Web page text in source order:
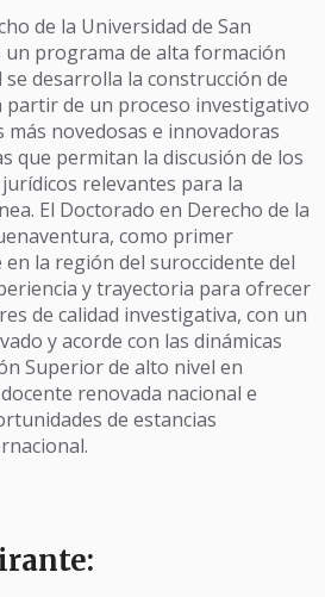
de la Universidad de San
un programa de alta formación
desarrolla la construcción de
partir de un proceso investigativo
novedosas e innovadoras
que permitan la discusión de los
relevantes para la
El Doctorado en Derecho de la
como primer
en la región del suroccidente del
y trayectoria para ofrecer
de calidad investigativa, con un
y acorde con las dinámicas
Superior de alto nivel en
renovada nacional e
de estancias